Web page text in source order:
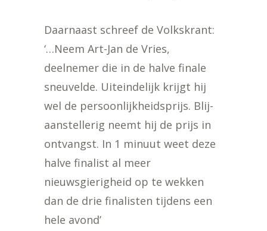
Daarnaast schreef de Volkskrant:
‘…Neem Art-Jan de Vries,
deelnemer die in de halve finale
sneuvelde. Uiteindelijk krijgt hij
wel de persoonlijkheidsprijs. Blij-
aanstellerig neemt hij de prijs in
ontvangst. In 1 minuut weet deze
halve finalist al meer
nieuwsgierigheid op te wekken
dan de drie finalisten tijdens een
hele avond’